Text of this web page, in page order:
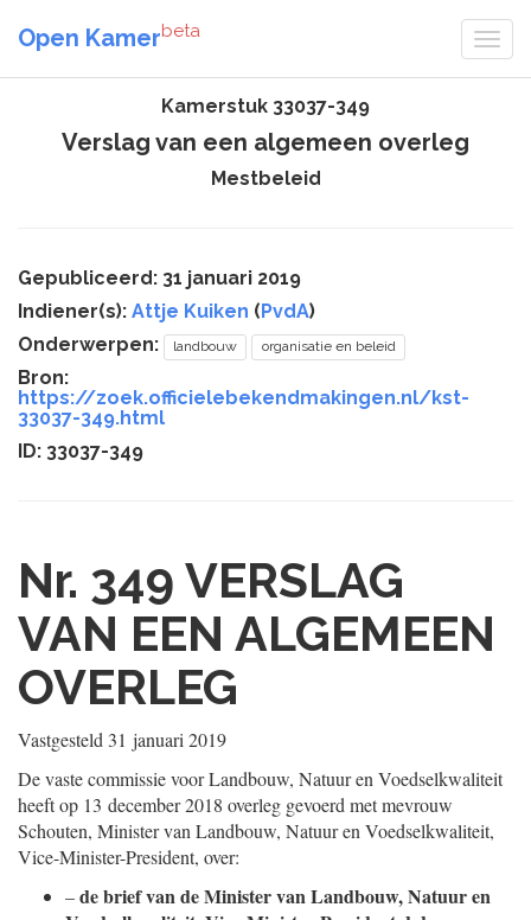
Open Kamerbeta
Kamerstuk 33037-349
Verslag van een algemeen overleg
Mestbeleid
Gepubliceerd: 31 januari 2019
Indiener(s): Attje Kuiken (PvdA)
Onderwerpen:
landbouw organisatie en beleid
Bron:
https://zoek.officielebekendmakingen.nl/kst-
33037-349.html
ID: 33037-349
Nr. 349 VERSLAG
VAN EEN ALGEMEEN
OVERLEG
Vastgesteld 31 januari 2019
De vaste commissie voor Landbouw, Natuur en Voedselkwaliteit
heeft op 13 december 2018 overleg gevoerd met mevrouw
Schouten, Minister van Landbouw, Natuur en Voedselkwaliteit,
Vice-Minister-President, over:
–de brief van de Minister van Landbouw, Natuur en